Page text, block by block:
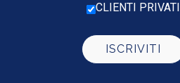
CLIENTI PRIVATI